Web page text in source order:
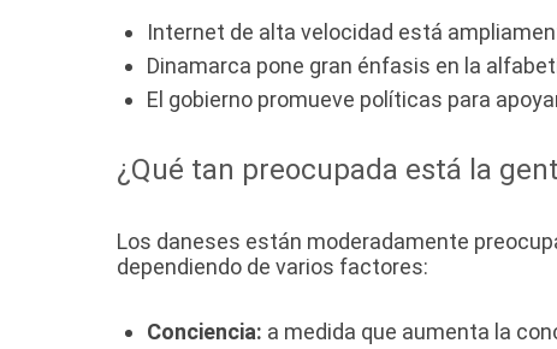
Internet de alta velocidad está
Dinamarca pone gran énfasis en la
El gobierno promueve políticas para
¿Qué tan preocupada está la
Los daneses están moderadamente
dependiendo de varios factores:
Conciencia: a medida que aumenta la